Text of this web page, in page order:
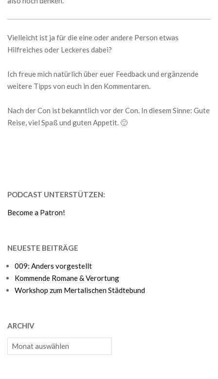
Vielleicht ist ja für die eine oder andere Person etwas
Hilfreiches oder Leckeres dabei?
Ich freue mich natürlich über euer Feedback und ergänzende
weitere Tipps von euch in den Kommentaren.
Nach der Con ist bekanntlich vor der Con. In diesem Sinne: Gute
Reise, viel Spaß und guten Appetit. 🙂
PODCAST UNTERSTÜTZEN:
Become a Patron!
NEUESTE BEITRÄGE
009: Anders vorgestellt
Kommende Romane & Verortung
Workshop zum Mertalischen Städtebund
ARCHIV
Archiv